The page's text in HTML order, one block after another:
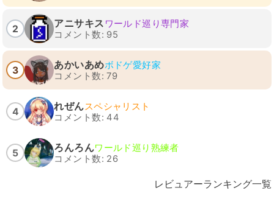
2 アニサキス ワールド巡り専門家
コメント数: 95
3 あかいあめボドゲ愛好家
コメント数: 79
4 れぜんスペシャリスト
コメント数: 44
5 ろんろんワールド巡り熟練者
コメント数: 26
レビュアーランキング一覧